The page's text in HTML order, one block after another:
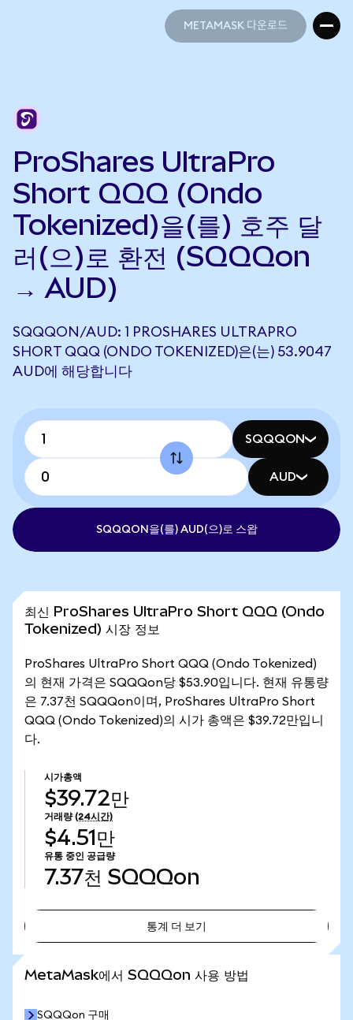
METAMASK 다운로드
ProShares UltraPro
Short QQQ (Ondo
Tokenized)을(를) 호주 달
러(으)로 환전 (SQQQon
→ AUD)
SQQQON/AUD: 1 PROSHARES ULTRAPRO
SHORT QQQ (ONDO TOKENIZED)은(는) 53.9047
AUD에 해당합니다
SQQQON
AUD
SQQQON을(를) AUD(으)로 스왑
최신 ProShares UltraPro Short QQQ (Ondo
Tokenized) 시장 정보
ProShares UltraPro Short QQQ (Ondo Tokenized)
의 현재 가격은 SQQQon당 $53.90입니다. 현재 유통량
은 7.37천 SQQQon이며, ProShares UltraPro Short
QQQ (Ondo Tokenized)의 시가 총액은 $39.72만입니
다.
시가총액
$39.72만
거래량 (24시간)
$4.51만
유통 중인 공급량
7.37천 SQQQon
통계 더 보기
MetaMask에서 SQQQon 사용 방법
SQQQon 구매